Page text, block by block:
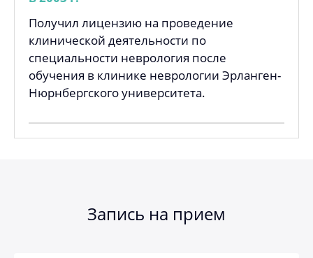
Получил лицензию на проведение
клинической деятельности по
специальности неврология после
обучения в клинике неврологии Эрланген-
Нюрнбергского университета.
Запись на прием